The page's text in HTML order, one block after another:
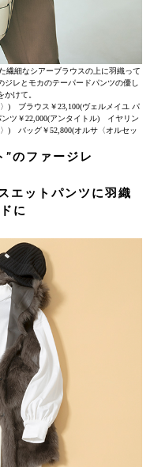
繊細なシアーブラウスの上に羽織って
レとモカのテーパードパンツの優し
けて。
) ブラウス￥23,100(ヴェルメイユ パ
ツ￥22,000(アンタイトル) イヤリン
) バッグ￥52,800(オルサ〈オルセッ
のファージレ
エットパンツに羽織
に